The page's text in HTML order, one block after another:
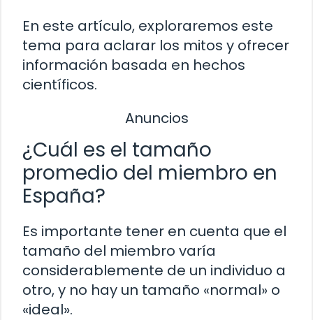
En este artículo, exploraremos este
tema para aclarar los mitos y ofrecer
información basada en hechos
científicos.
Anuncios
¿Cuál es el tamaño
promedio del miembro en
España?
Es importante tener en cuenta que el
tamaño del miembro varía
considerablemente de un individuo a
otro, y no hay un tamaño «normal» o
«ideal».